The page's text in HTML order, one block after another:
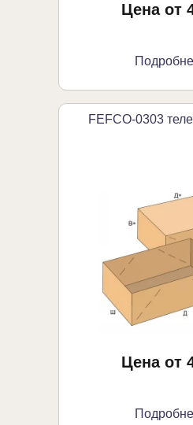
Цена от
FEFCO-0303
Цена от